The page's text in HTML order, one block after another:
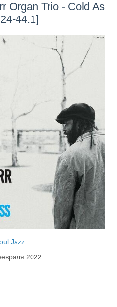
Organ Trio - Cold As
44.1]
Jazz
2022